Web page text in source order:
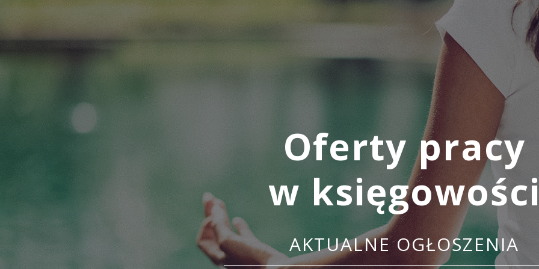
Oferty pracy
w
AKTUALNE OGŁOSZENIA